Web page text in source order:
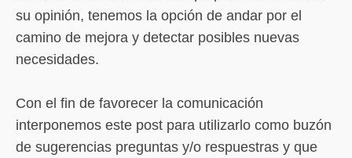
su opinión, tenemos la opción de andar por el
camino de mejora y detectar posibles nuevas
necesidades.
Con el fin de favorecer la comunicación
interponemos este post para utilizarlo como buzón
de sugerencias preguntas y/o respuestras y que